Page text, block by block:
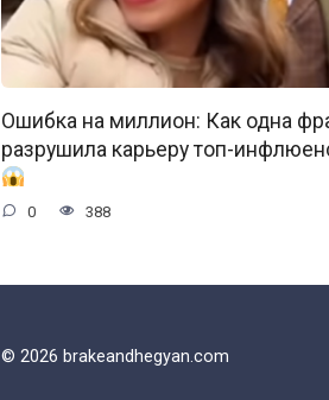
Ошибка на миллион: Как одна
разрушила карьеру топ-
0 388
© 2026 brakeandhegyan.com